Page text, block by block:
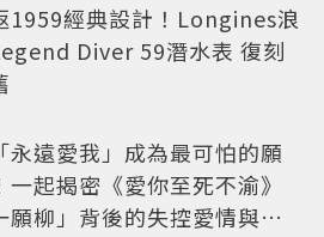
1959經典設計！Longines浪
Diver 59潛水表 復刻
永遠愛我」成為最可怕的願
一起揭密《愛你至死不渝》
願柳」背後的失控愛情與爆